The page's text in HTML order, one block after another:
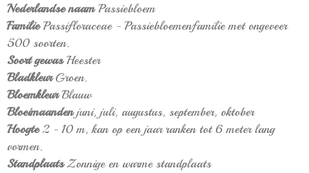
Nederlandse naam Passiebloem
Familie Passifloraceae - Passiebloemenfamilie met ongeveer
500 soorten.
Soort gewas Heester
Bladkleur Groen.
Bloemkleur Blauw
Bloeimaandenjuni, juli, augustus, september, oktober
Hoogte 2 - 10 m, kan op een jaar ranken tot 6 meter lang
vormen.
Standplaats Zonnige en warme standplaats